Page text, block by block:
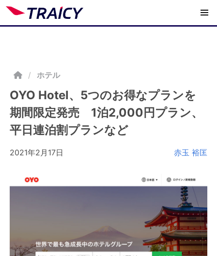
/ ホテル
OYO Hotel、5つのお得なプランを
期間限定発売 1泊2,000円プラン、
平日連泊割プランなど
2021年2月17日 赤玉 裕匡